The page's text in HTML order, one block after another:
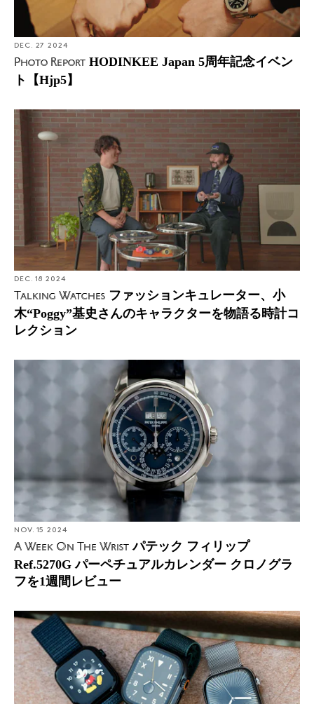
DEC. 27 2024
Photo Report HODINKEE Japan 5周年記念イベン
ト【Hjp5】
DEC. 18 2024
Talking Watches ファッションキュレーター、小
木“Poggy”基史さんのキャラクターを物語る時計コ
レクション
NOV. 15 2024
A Week On The Wrist パテック フィリップ
Ref.5270G パーペチュアルカレンダー クロノグラ
フを1週間レビュー